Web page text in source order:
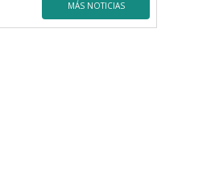
MÁS NOTICIAS